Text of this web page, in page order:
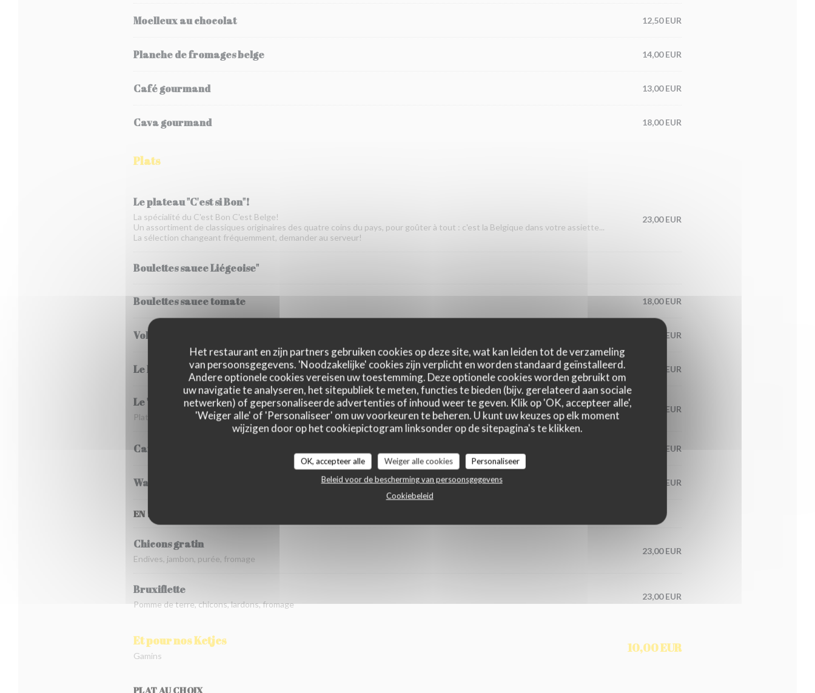
Het restaurant en zijn partners gebruiken cookies op deze site, wat kan leiden tot de verzameling
van persoonsgegevens. 'Noodzakelijke' cookies zijn verplicht en worden standaard geïnstalleerd.
Andere optionele cookies vereisen uw toestemming. Deze optionele cookies worden gebruikt om
uw navigatie te analyseren, het sitepubliek te meten, functies te bieden (bijv. gerelateerd aan sociale
netwerken) of gepersonaliseerde advertenties of inhoud weer te geven. Klik op 'OK, accepteer alle',
'Weiger alle' of 'Personaliseer' om uw voorkeuren te beheren. U kunt uw keuzes op elk moment
wijzigen door op het cookiepictogram linksonder op de sitepagina's te klikken.
OK, accepteer alle Weiger alle cookies
Personaliseer
Beleid voor de bescherming van persoonsgegevens
Cookiebeleid
Moelleux au chocolat 12,50 EUR
Planche de fromages belge 14,00 EUR
Café gourmand 13,00 EUR
Cava gourmand 18,00 EUR
Plats
Le plateau "C'est si Bon"!
La spécialité du C'est Bon C'est Belge!
Un assortiment de classiques originaires des quatre coins du pays, pour goûter à tout : c'est la Belgique dans votre assiette...
La sélection changeant fréquemment, demander au serveur!
23,00 EUR
Boulettes sauce Liégeoise"
Boulettes sauce tomate 18,00 EUR
Vol au vent 20,00 EUR
Le Parmentier de poisson 23,00 EUR
Le "Stoemp" du jour et son accompagnement
Plat typique de Bruxelles composé d'une purée de pommes de terre mélangée à un ou plusieurs légumes de saison
19,00 EUR
Carbonnade flamande 21,00 EUR
Waterzooi de poulet 20,00 EUR
EN SAISON, DE FIN OCTOBRE À DÉBUT AVRIL
Chicons gratin
Endives, jambon, purée, fromage
23,00 EUR
Bruxiflette
Pomme de terre, chicons, lardons, fromage
23,00 EUR
Et pour nos Ketjes
Gamins
10,00 EUR
PLAT AU CHOIX